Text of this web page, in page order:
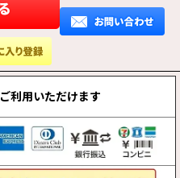
ご利用いただけます